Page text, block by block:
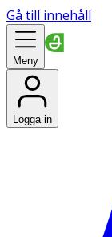
Gå till innehåll
Meny
Logga in